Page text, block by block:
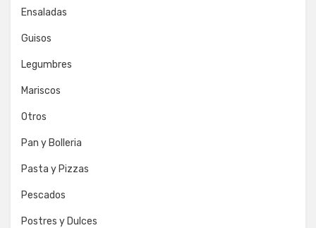
Ensaladas
Guisos
Legumbres
Mariscos
Otros
Pan y Bolleria
Pasta y Pizzas
Pescados
Postres y Dulces